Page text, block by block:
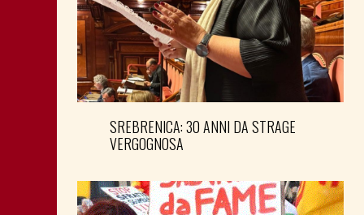
SREBRENICA: 30 ANNI DA STRAGE
VERGOGNOSA